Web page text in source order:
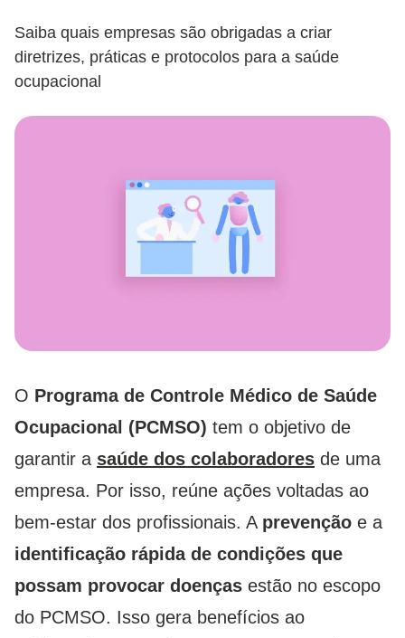
Saiba quais empresas são obrigadas a criar
diretrizes, práticas e protocolos para a saúde
ocupacional
O Programa de Controle Médico de Saúde
Ocupacional (PCMSO) tem o objetivo de
garantir a saúde dos colaboradores de uma
empresa. Por isso, reúne ações voltadas ao
bem-estar dos profissionais. A prevenção e a
identificação rápida de condições que
possam provocar doenças estão no escopo
do PCMSO. Isso gera benefícios ao